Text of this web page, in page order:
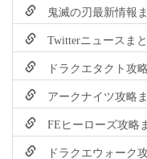
鬼滅の刃最新情報
Twitterニュースま
ドラクエタクト攻
アークナイツ攻略
FEヒーローズ攻略
ドラクエウォーク